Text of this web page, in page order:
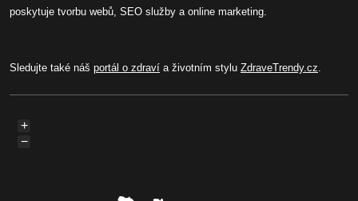
poskytuje tvorbu webů, SEO služby a online marketing.
Sledujte také náš portál o zdraví a životním stylu ZdraveTrendy.cz.
+
−